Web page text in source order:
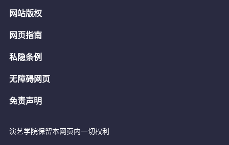
网站版权
网页指南
私隐条例
无障碍网页
免责声明
演艺学院保留本网页内一切权利